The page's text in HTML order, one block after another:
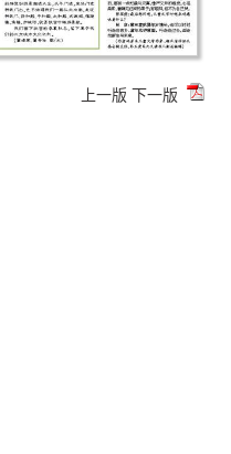
上一版 下一版